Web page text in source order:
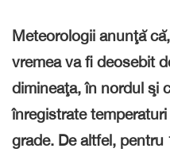
Meteorologii anunţă
vremea va fi deosebit
dimineaţa, în nordul şi
înregistrate
grade. De altfel, pentru